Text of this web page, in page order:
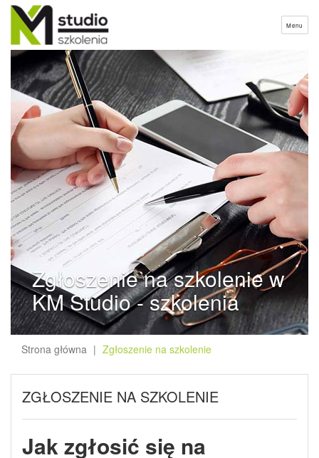
Menu
Zgłoszenie na szkolenie w
KM Studio - szkolenia
Strona główna Zgłoszenie na szkolenie
ZGŁOSZENIE NA SZKOLENIE
Jak zgłosić się na